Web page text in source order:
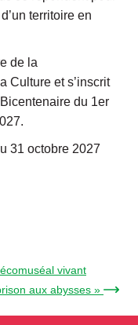
territoire en
de la
Culture et s’inscrit
du 1er
31 octobre 2027
vivant
aux abysses » →